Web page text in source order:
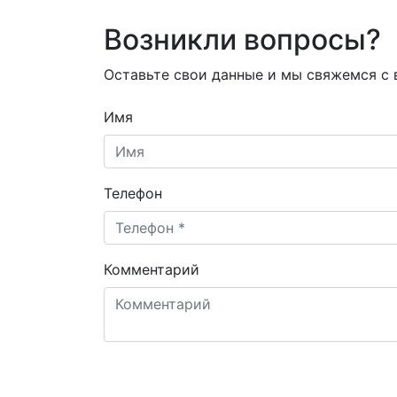
Возникли вопросы?
Оставьте свои данные и мы свяжемся с
Имя
Телефон
Комментарий